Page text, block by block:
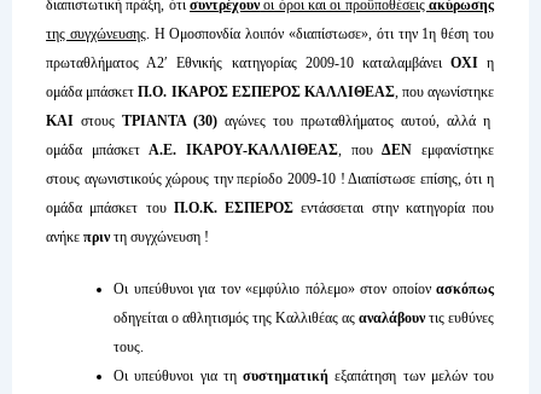
διαπιστωτική πράξη, ότισυντρέχουνοι όροι και οι προϋποθέσειςακύρωσης
της συγχώνευσης. Η Ομοσπονδία λοιπόν «διαπίστωσε», ότι την 1η θέση του
πρωταθλήματος Α2′ Εθνικής κατηγορίας 2009-10 καταλαμβάνει ΟΧΙη
ομάδα μπάσκετΠ.Ο. ΙΚΑΡΟΣ ΕΣΠΕΡΟΣ ΚΑΛΛΙΘΕΑΣ, που αγωνίστηκε
ΚΑΙ στουςΤΡΙΑΝΤΑ (30)αγώνες του πρωταθλήματος αυτού, αλλά η
ομάδα μπάσκετΑ.Ε. ΙΚΑΡΟΥ-ΚΑΛΛΙΘΕΑΣ, πουΔΕΝ εμφανίστηκε
στους αγωνιστικούς χώρους την περίοδο 2009-10 ! Διαπίστωσε επίσης, ότι η
ομάδα μπάσκετ του Π.Ο.Κ. ΕΣΠΕΡΟΣ εντάσσεται στην κατηγορία που
ανήκεπριντη συγχώνευση !
Οι υπεύθυνοι για τον «εμφύλιο πόλεμο» στον οποίονασκόπως
οδηγείται ο αθλητισμός της Καλλιθέας αςαναλάβουντις ευθύνες
τους.
Οι υπεύθυνοι για τησυστηματική εξαπάτηση των μελών του